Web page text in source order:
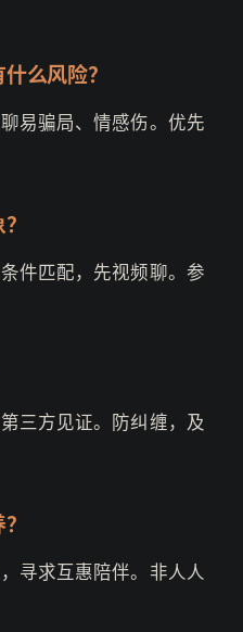
么风险？
易骗局、情感伤。优先
件匹配，先视频聊。参
三方见证。防纠缠，及
寻求互惠陪伴。非人人